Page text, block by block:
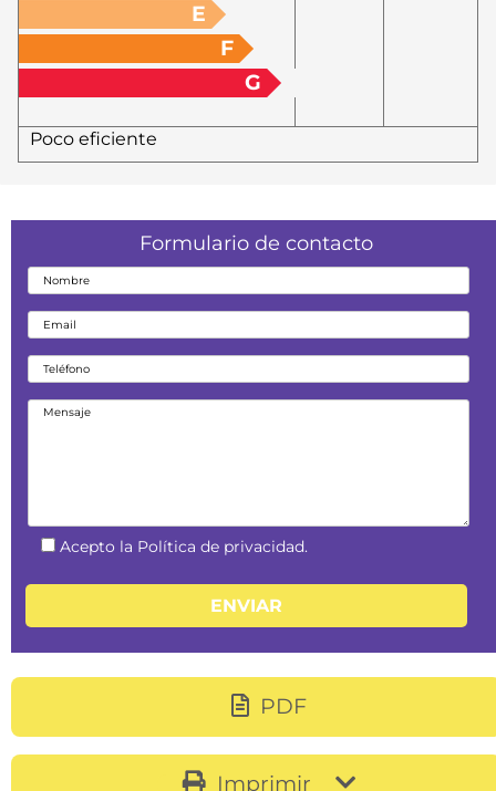
E
F
G
Poco eficiente
Formulario de contacto
Acepto la Política de privacidad.
PDF
Imprimir